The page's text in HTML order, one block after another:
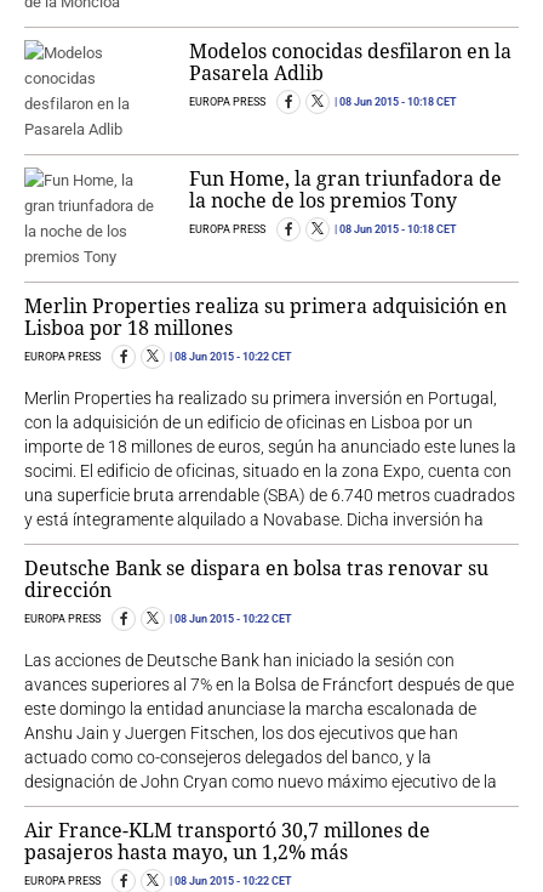
Modelos conocidas desfilaron en la
Pasarela Adlib
EUROPA PRESS 08 Jun 2015 - 10:18 CET
Fun Home, la gran triunfadora de
la noche de los premios Tony
EUROPA PRESS 08 Jun 2015 - 10:18 CET
Merlin Properties realiza su primera adquisición en
Lisboa por 18 millones
EUROPA PRESS 08 Jun 2015 - 10:22 CET
Merlin Properties ha realizado su primera inversión en Portugal,
con la adquisición de un edificio de oficinas en Lisboa por un
importe de 18 millones de euros, según ha anunciado este lunes la
socimi. El edificio de oficinas, situado en la zona Expo, cuenta con
una superficie bruta arrendable (SBA) de 6.740 metros cuadrados
y está íntegramente alquilado a Novabase. Dicha inversión ha
Deutsche Bank se dispara en bolsa tras renovar su
dirección
EUROPA PRESS 08 Jun 2015 - 10:22 CET
Las acciones de Deutsche Bank han iniciado la sesión con
avances superiores al 7% en la Bolsa de Fráncfort después de que
este domingo la entidad anunciase la marcha escalonada de
Anshu Jain y Juergen Fitschen, los dos ejecutivos que han
actuado como co-consejeros delegados del banco, y la
designación de John Cryan como nuevo máximo ejecutivo de la
Air France-KLM transportó 30,7 millones de
pasajeros hasta mayo, un 1,2% más
EUROPA PRESS 08 Jun 2015 - 10:22 CET